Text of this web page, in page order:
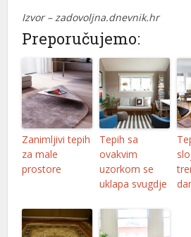
Izvor – zadovoljna.dnevnik.hr
Preporučujemo:
Zanimljivi tepih
za male
prostore
Tepih sa
ovakvim
uzorkom se
uklapa svugdje